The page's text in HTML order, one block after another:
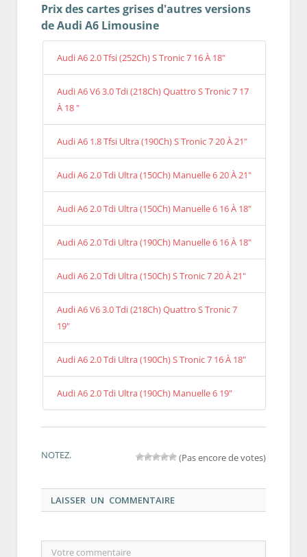
Prix des cartes grises d'autres versions
de Audi A6 Limousine
Audi A6 2.0 Tfsi (252Ch) S Tronic 7 16 À 18"
Audi A6 V6 3.0 Tdi (218Ch) Quattro S Tronic 7 17
À 18 "
Audi A6 1.8 Tfsi Ultra (190Ch) S Tronic 7 20 À 21"
Audi A6 2.0 Tdi Ultra (150Ch) Manuelle 6 20 À 21"
Audi A6 2.0 Tdi Ultra (150Ch) Manuelle 6 16 À 18"
Audi A6 2.0 Tdi Ultra (190Ch) Manuelle 6 16 À 18"
Audi A6 2.0 Tdi Ultra (150Ch) S Tronic 7 20 À 21"
Audi A6 V6 3.0 Tdi (218Ch) Quattro S Tronic 7
19"
Audi A6 2.0 Tdi Ultra (190Ch) S Tronic 7 16 À 18"
Audi A6 2.0 Tdi Ultra (190Ch) Manuelle 6 19"
NOTEZ. (Pas encore de votes)
LAISSER UN COMMENTAIRE